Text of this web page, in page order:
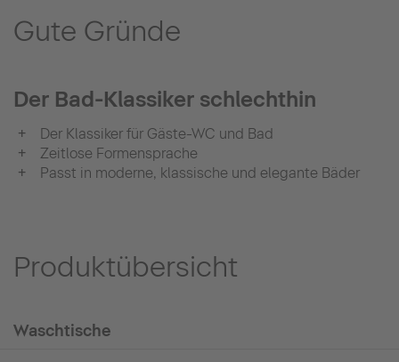
Gute Gründe
Der Bad-Klassiker schlechthin
Der Klassiker für Gäste-WC und Bad
Zeitlose Formensprache
Passt in moderne, klassische und elegante Bäder
Produktübersicht
Waschtische